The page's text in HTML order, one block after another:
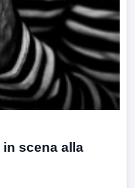
in scena alla